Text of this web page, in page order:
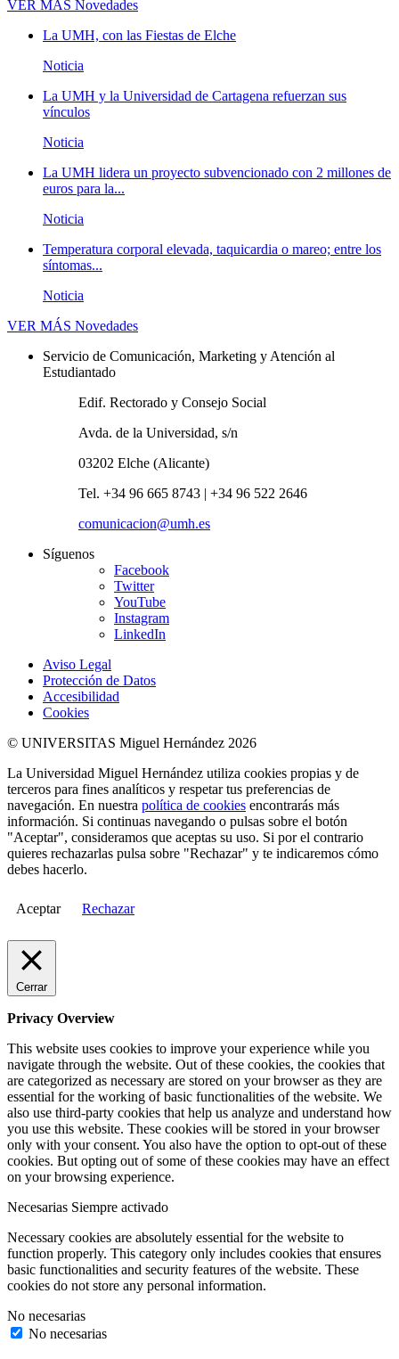
VER MÁS Novedades
La UMH, con las Fiestas de Elche
Noticia
La UMH y la Universidad de Cartagena refuerzan sus
vínculos
Noticia
La UMH lidera un proyecto subvencionado con 2 millones de
euros para la...
Noticia
Temperatura corporal elevada, taquicardia o mareo; entre los
síntomas...
Noticia
VER MÁS Novedades
Servicio de Comunicación, Marketing y Atención al
Estudiantado
Edif. Rectorado y Consejo Social
Avda. de la Universidad, s/n
03202 Elche (Alicante)
Tel. +34 96 665 8743 | +34 96 522 2646
comunicacion@umh.es
Síguenos
Facebook
Twitter
YouTube
Instagram
LinkedIn
Aviso Legal
Protección de Datos
Accesibilidad
Cookies
© UNIVERSITAS Miguel Hernández 2026
La Universidad Miguel Hernández utiliza cookies propias y de
terceros para fines analíticos y respetar tus preferencias de
navegación. En nuestra política de cookies encontrarás más
información. Si continuas navegando o pulsas sobre el botón
"Aceptar", consideramos que aceptas su uso. Si por el contrario
quieres rechazarlas pulsa sobre "Rechazar" y te indicaremos cómo
debes hacerlo.
Aceptar Rechazar
Cerrar
Privacy Overview
This website uses cookies to improve your experience while you
navigate through the website. Out of these cookies, the cookies that
are categorized as necessary are stored on your browser as they are
essential for the working of basic functionalities of the website. We
also use third-party cookies that help us analyze and understand how
you use this website. These cookies will be stored in your browser
only with your consent. You also have the option to opt-out of these
cookies. But opting out of some of these cookies may have an effect
on your browsing experience.
Necesarias Siempre activado
Necessary cookies are absolutely essential for the website to
function properly. This category only includes cookies that ensures
basic functionalities and security features of the website. These
cookies do not store any personal information.
No necesarias
No necesarias